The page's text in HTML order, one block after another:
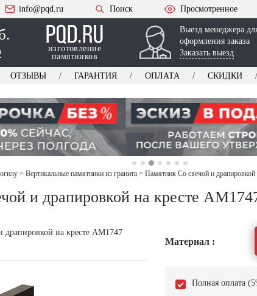
info@pqd.ru Поиск Просмотренное
изготовление
памятников
Выезд менеджера
оформления заказа
Заказать выезд
ОТЗЫВЫ ГАРАНТИЯ ОПЛАТА СКИДКИ
> Вертикальные памятники из гранита > Памятник Со свечой и
и драпировкой на кресте
Материал :
Полная оплата